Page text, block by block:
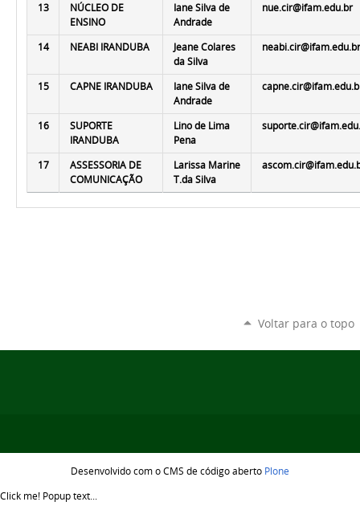
13
NÚCLEO DE
ENSINO
Iane Silva de
Andrade
nue.cir@ifam.edu.br
14 NEABI IRANDUBA
Jeane Colares
da Silva
neabi.cir@ifam.edu.br
15 CAPNE IRANDUBA
Iane Silva de
Andrade
16
SUPORTE
IRANDUBA
Lino de Lima
Pena
17
ASSESSORIA DE
COMUNICAÇÃO
Larissa Marine
T.da Silva
Voltar para o topo
Desenvolvido com o CMS de código aberto Plone
Click me! Popup text...